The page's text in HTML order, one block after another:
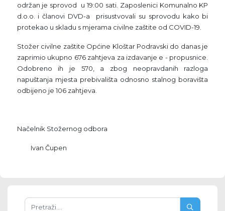
održan je sprovod u 19:00 sati. Zaposlenici Komunalno KP
d.o.o. i članovi DVD-a prisustvovali su sprovodu kako bi
protekao u skladu s mjerama civilne zaštite od COVID-19.
Stožer civilne zaštite Općine Kloštar Podravski do danas je
zaprimio ukupno 676 zahtjeva za izdavanje e - propusnice.
Odobreno ih je 570, a zbog neopravdanih razloga
napuštanja mjesta prebivališta odnosno stalnog boravišta
odbijeno je 106 zahtjeva.
Načelnik Stožernog odbora
Ivan Čupen